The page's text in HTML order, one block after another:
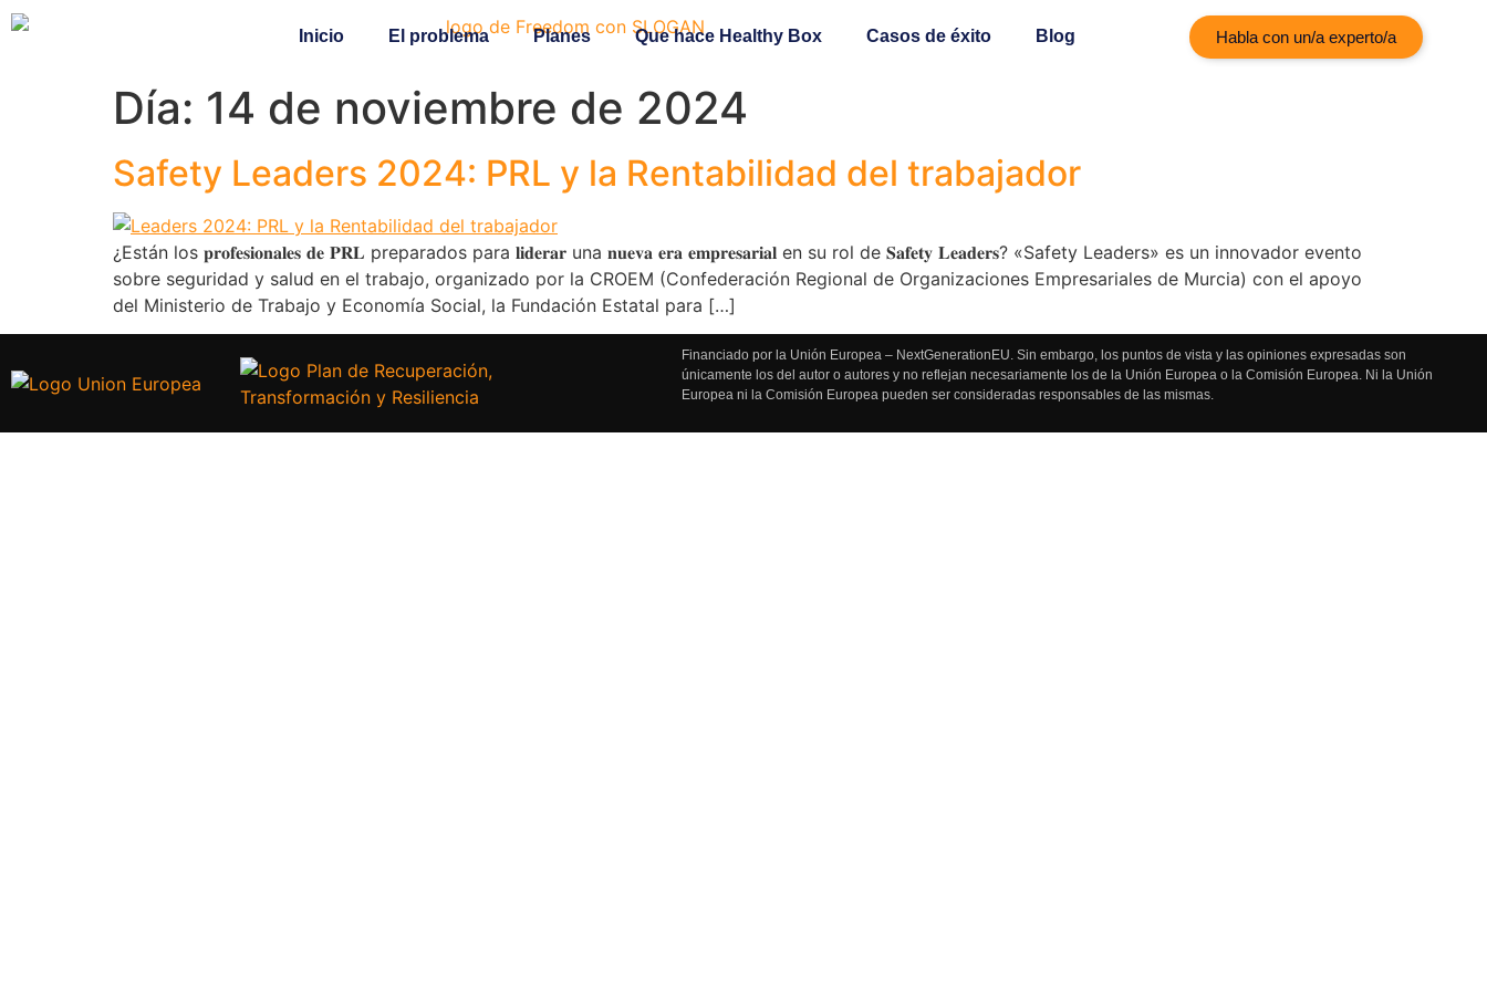
Inicio El problema Planes Que hace Healthy Box Casos de éxito Blog Habla con un/a experto/a
Día: 14 de noviembre de 2024
Safety Leaders 2024: PRL y la Rentabilidad del trabajador
¿Están los 𝐩𝐫𝐨𝐟𝐞𝐬𝐢𝐨𝐧𝐚𝐥𝐞𝐬 𝐝𝐞 𝐏𝐑𝐋 preparados para 𝐥𝐢𝐝𝐞𝐫𝐚𝐫 una 𝐧𝐮𝐞𝐯𝐚 𝐞𝐫𝐚 𝐞𝐦𝐩𝐫𝐞𝐬𝐚𝐫𝐢𝐚𝐥 en su rol de 𝐒𝐚𝐟𝐞𝐭𝐲 𝐋𝐞𝐚𝐝𝐞𝐫𝐬? «Safety Leaders» es un innovador evento
sobre seguridad y salud en el trabajo, organizado por la CROEM (Confederación Regional de Organizaciones Empresariales de Murcia) con el apoyo
del Ministerio de Trabajo y Economía Social, la Fundación Estatal para […]
Financiado por la Unión Europea – NextGenerationEU. Sin embargo, los puntos de vista y las opiniones expresadas son
únicamente los del autor o autores y no reflejan necesariamente los de la Unión Europea o la Comisión Europea. Ni la Unión
Europea ni la Comisión Europea pueden ser consideradas responsables de las mismas.